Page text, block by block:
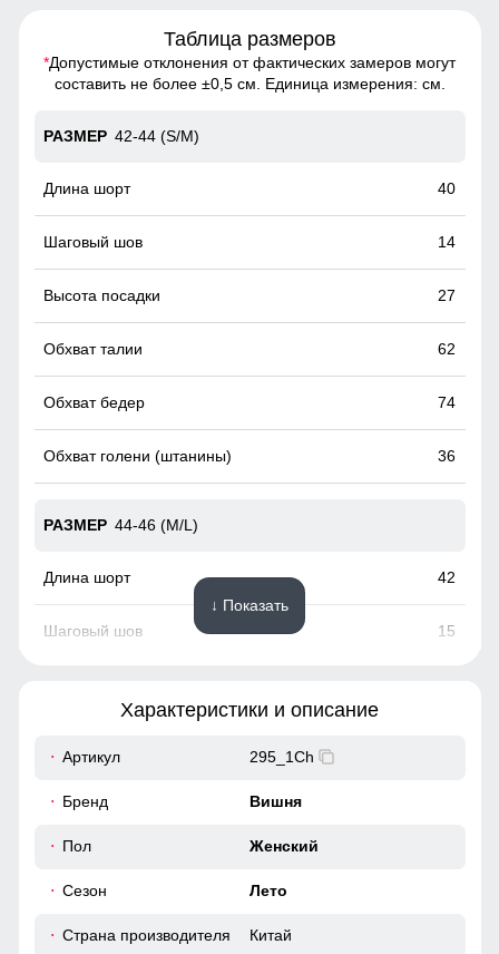
Таблица размеров
*Допустимые отклонения от фактических замеров могут
составить не более ±0,5 см. Единица измерения: см.
42-44 (S/M)
40
14
27
62
74
36
44-46 (M/L)
42
15
↓ Показать
Характеристики и описание
Артикул 295_1Ch
Бренд Вишня
Пол Женский
Сезон Лето
Страна производителя Китай